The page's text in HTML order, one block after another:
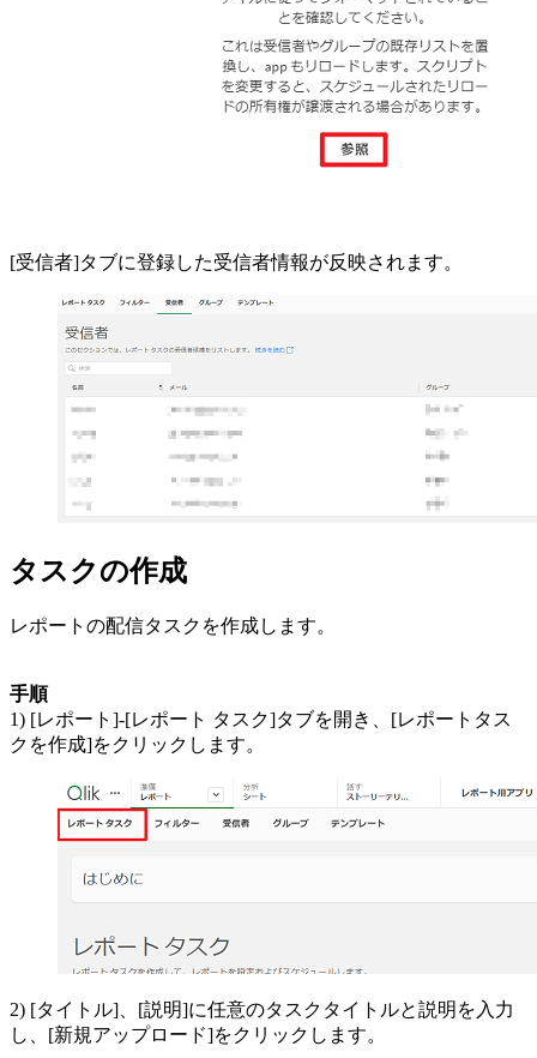
[受信者]タブに登録した受信者情報が反映されます。
タスクの作成
レポートの配信タスクを作成します。
手順
1) [レポート]-[レポート タスク]タブを開き、[レポートタス
クを作成]をクリックします。
2) [タイトル]、[説明]に任意のタスクタイトルと説明を入力
し、[新規アップロード]をクリックします。